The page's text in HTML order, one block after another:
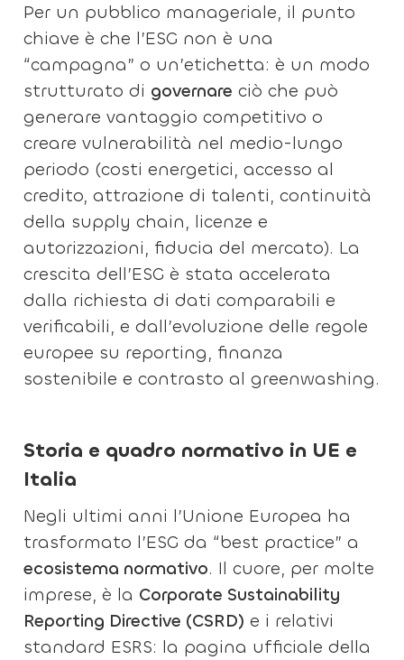
Per un pubblico manageriale, il punto
chiave è che l’ESG non è una
“campagna” o un’etichetta: è un modo
strutturato di governare ciò che può
generare vantaggio competitivo o
creare vulnerabilità nel medio-lungo
periodo (costi energetici, accesso al
credito, attrazione di talenti, continuità
della supply chain, licenze e
autorizzazioni, fiducia del mercato). La
crescita dell’ESG è stata accelerata
dalla richiesta di dati comparabili e
verificabili, e dall’evoluzione delle regole
europee su reporting, finanza
sostenibile e contrasto al greenwashing.
Storia e quadro normativo in UE e
Italia
Negli ultimi anni l’Unione Europea ha
trasformato l’ESG da “best practice” a
ecosistema normativo. Il cuore, per molte
imprese, è la Corporate Sustainability
Reporting Directive (CSRD) e i relativi
standard ESRS: la pagina ufficiale della